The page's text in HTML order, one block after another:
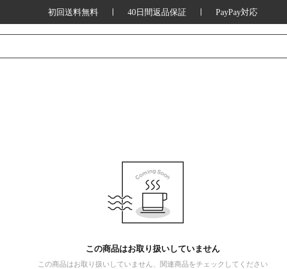
初回送料無料 40日間返品保証 PayPay対応
この商品はお取り扱いしていません
この商品はお取り扱いしていません、関連商品をチェックしてください